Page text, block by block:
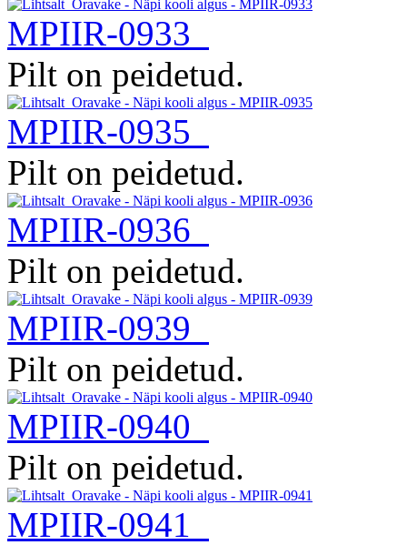
MPIIR-0933
Pilt on peidetud.
MPIIR-0935
Pilt on peidetud.
MPIIR-0936
Pilt on peidetud.
MPIIR-0939
Pilt on peidetud.
MPIIR-0940
Pilt on peidetud.
MPIIR-0941